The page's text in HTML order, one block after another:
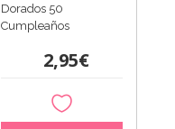
Dorados 50
Cumpleaños
2,95€